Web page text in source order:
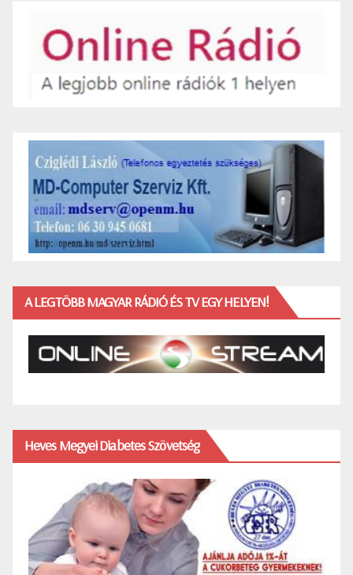
A LEGTÖBB MAGYAR RÁDIÓ ÉS TV EGY HELYEN!
Heves Megyei Diabetes Szövetség